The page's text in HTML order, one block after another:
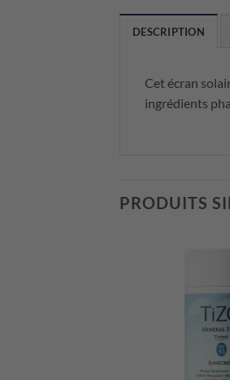
DESCRIPTION
Cet écran
ingrédients
PRODUITS